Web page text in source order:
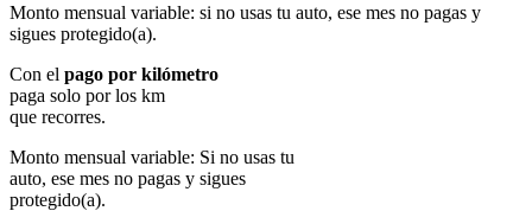
Monto mensual variable: si no usas tu auto, ese mes no pagas y
sigues protegido(a).
Con el pago por kilómetro
paga solo por los km
que recorres.
Monto mensual variable: Si no usas tu
auto, ese mes no pagas y sigues
protegido(a).